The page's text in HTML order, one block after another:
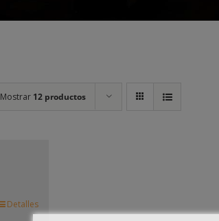
Mostrar 12 productos
Detalles